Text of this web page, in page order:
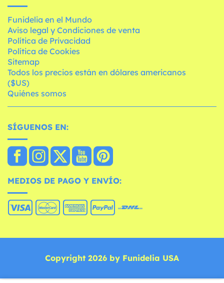
Funidelia en el Mundo
Aviso legal y Condiciones de venta
Política de Privacidad
Política de Cookies
Sitemap
Todos los precios están en dólares americanos
($US)
Quiénes somos
SÍGUENOS EN:
MEDIOS DE PAGO Y ENVÍO:
Copyright 2026 by Funidelia USA